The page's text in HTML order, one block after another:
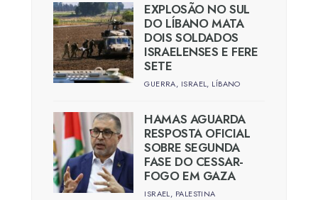
EXPLOSÃO NO SUL
DO LÍBANO MATA
DOIS SOLDADOS
ISRAELENSES E FERE
SETE
GUERRA, ISRAEL, LÍBANO
HAMAS AGUARDA
RESPOSTA OFICIAL
SOBRE SEGUNDA
FASE DO CESSAR-
FOGO EM GAZA
ISRAEL, PALESTINA